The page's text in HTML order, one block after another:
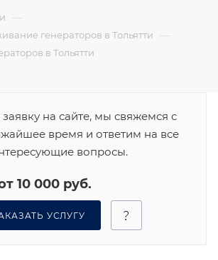
—
генераторов в Тольятти —
в Тольятти
на сайте, мы свяжемся с
время и ответим на все
вопросы.
10 000 руб.
УСЛУГУ